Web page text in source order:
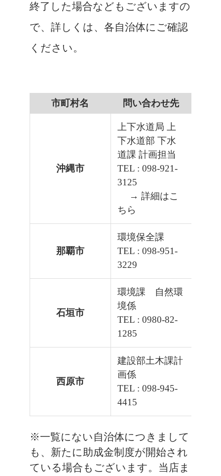
終了した場合などもございますの
で、詳しくは、各自治体にご確認
ください。
市町村名 問い合わせ先
沖縄市
上下水道局 上
下水道部 下水
道課 計画担当
TEL : 098-921-
3125
→ 詳細はこ
ちら
那覇市
環境保全課
TEL : 098-951-
3229
石垣市
環境課 自然環
境係
TEL : 0980-82-
1285
西原市
建設部土木課計
画係
TEL : 098-945-
4415
※一覧にない自治体につきまして
も、新たに助成金制度が開始され
ている場合もございます。当店ま